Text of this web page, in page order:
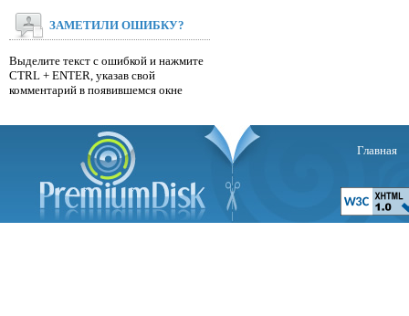
ЗАМЕТИЛИ ОШИБКУ?
Выделите текст с ошибкой и нажмите
CTRL + ENTER, указав свой
комментарий в появившемся окне
Главная